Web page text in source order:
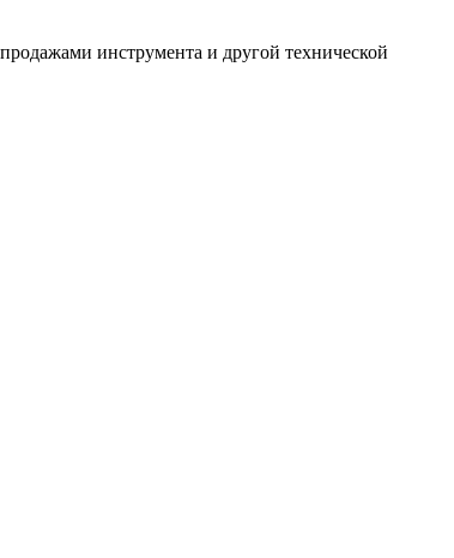
инструмента и другой технической